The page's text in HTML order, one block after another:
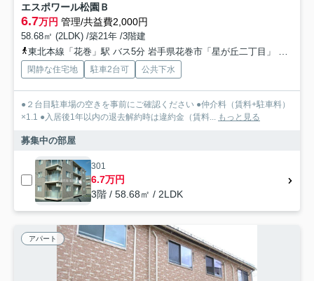
エスポワール松園Ｂ
6.7万円 管理/共益費2,000円
58.68㎡ (2LDK) /築21年 /3階建
東北本線「花巻」駅 バス5分 岩手県花巻市「星が丘二丁目」 停歩8分
閑静な住宅地 駐車2台可 公共下水
●２台目駐車場の空きを事前にご確認ください ●仲介料（賃料+駐車料）
×1.1 ●入居後1年以内の退去解約時は違約金（賃料...
もっと見る
募集中の部屋
301
6.7万円
3階 / 58.68㎡ / 2LDK
アパート